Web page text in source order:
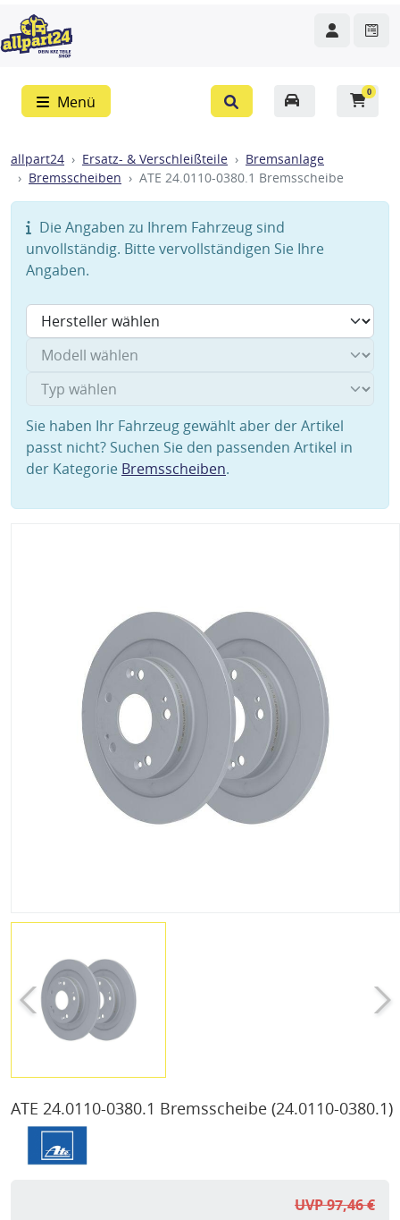
Menü
0
allpart24 Ersatz- & Verschleißteile
Bremsanlage
Bremsscheiben
ATE 24.0110-0380.1 Bremsscheibe
Die Angaben zu Ihrem Fahrzeug sind
unvollständig. Bitte vervollständigen Sie Ihre
Angaben.
Sie haben Ihr Fahrzeug gewählt aber der Artikel
passt nicht? Suchen Sie den passenden Artikel in
der Kategorie Bremsscheiben.
ATE 24.0110-0380.1 Bremsscheibe (24.0110-0380.1)
UVP 97,46 €